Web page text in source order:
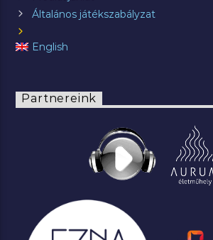
Általános játékszabályzat
English
Partnereink